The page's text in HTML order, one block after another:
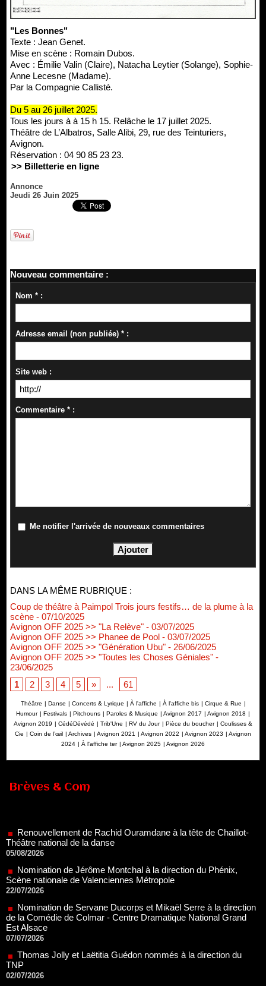
"Les Bonnes"
Texte : Jean Genet.
Mise en scène : Romain Dubos.
Avec : Émilie Valin (Claire), Natacha Leytier (Solange), Sophie-
Anne Lecesne (Madame).
Par la Compagnie Callisté.
Du 5 au 26 juillet 2025.
Tous les jours à à 15 h 15. Relâche le 17 juillet 2025.
Théâtre de L’Albatros, Salle Alibi, 29, rue des Teinturiers,
Avignon.
Réservation : 04 90 85 23 23.
>> Billetterie en ligne
Annonce
Jeudi 26 Juin 2025
Nouveau commentaire :
Nom * :
Adresse email (non publiée) * :
Site web :
Commentaire * :
Me notifier l'arrivée de nouveaux commentaires
DANS LA MÊME RUBRIQUE :
Coup de théâtre à Paimpol Trois jours festifs… de la plume à la
scène - 07/10/2025
Avignon OFF 2025 >> "La Relève" - 03/07/2025
Avignon OFF 2025 >> Phanee de Pool - 03/07/2025
Avignon OFF 2025 >> "Génération Ubu" - 26/06/2025
Avignon OFF 2025 >> "Toutes les Choses Géniales" -
23/06/2025
1
2 3 4 5 » ... 61
Théâtre | Danse | Concerts & Lyrique | À l'affiche | À l'affiche bis | Cirque & Rue |
Humour | Festivals | Pitchouns | Paroles & Musique | Avignon 2017 | Avignon 2018 |
Avignon 2019 | CédéDévédé | Trib'Une | RV du Jour | Pièce du boucher | Coulisses &
Cie | Coin de l’œil | Archives | Avignon 2021 | Avignon 2022 | Avignon 2023 | Avignon
2024 | À l'affiche ter | Avignon 2025 | Avignon 2026
Brèves & Com
Nomination de Jérôme Montchal à la direction du Phénix,
Scène nationale de Valenciennes Métropole
22/07/2026
Nomination de Servane Ducorps et Mikaël Serre à la direction
de la Comédie de Colmar - Centre Dramatique National Grand
Est Alsace
07/07/2026
Thomas Jolly et Laëtitia Guédon nommés à la direction du
TNP
02/07/2026
Fonds SACD Théâtre : les lauréats 2026
23/06/2026